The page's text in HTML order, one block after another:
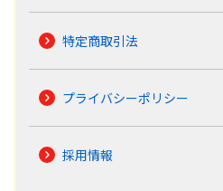
特定商取引法
プライバシーポリシー
採用情報